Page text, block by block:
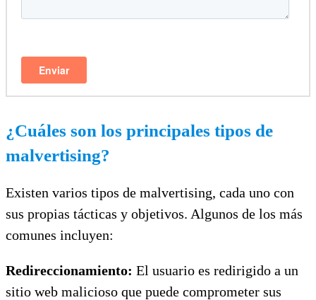
¿Cuáles son los principales tipos de
malvertising?
Existen varios tipos de malvertising, cada uno con
sus propias tácticas y objetivos. Algunos de los más
comunes incluyen:
Redireccionamiento: El usuario es redirigido a un
sitio web malicioso que puede comprometer sus